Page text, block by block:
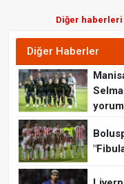
Diğer haberleri
Diğer Haberler